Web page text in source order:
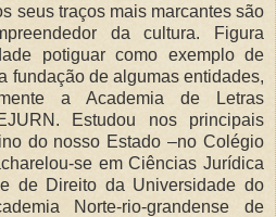
seus traços mais marcantes são
da cultura. Figura
potiguar como exemplo de
fundação de algumas entidades,
a Academia de Letras
Estudou nos principais
do nosso Estado –no Colégio
se em Ciências Jurídica
de Direito da Universidade do
Norte-rio-grandense de